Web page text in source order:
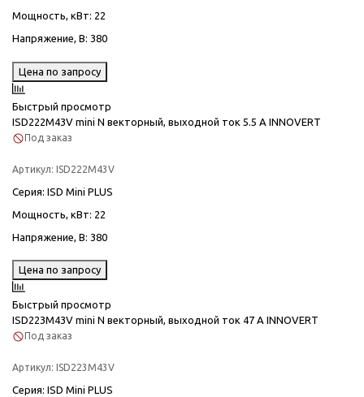
Мощность, кВт: 22
Напряжение, В: 380
Цена по запросу
Быстрый просмотр
ISD222M43V mini N векторный, выходной ток 5.5 А INNOVERT
Под заказ
Артикул: ISD222M43V
Серия: ISD Mini PLUS
Мощность, кВт: 22
Напряжение, В: 380
Цена по запросу
Быстрый просмотр
ISD223M43V mini N векторный, выходной ток 47 А INNOVERT
Под заказ
Артикул: ISD223M43V
Серия: ISD Mini PLUS